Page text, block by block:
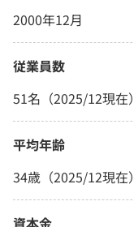
2000年12月
従業員数
51名（2025/12現在）
平均年齢
34歳（2025/12現在）
資本金